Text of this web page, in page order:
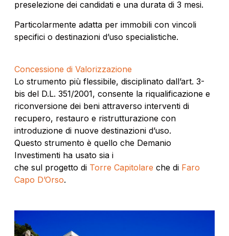
preselezione dei candidati e una durata di 3 mesi.
Particolarmente adatta per immobili con vincoli
specifici o destinazioni d’uso specialistiche.
Concessione di Valorizzazione
Lo strumento più flessibile, disciplinato dall’art. 3-
bis del D.L. 351/2001, consente la riqualificazione e
riconversione dei beni attraverso interventi di
recupero, restauro e ristrutturazione con
introduzione di nuove destinazioni d’uso.
Questo strumento è quello che Demanio
Investimenti ha usato sia i
che sul progetto di Torre Capitolare che di Faro
Capo D’Orso.